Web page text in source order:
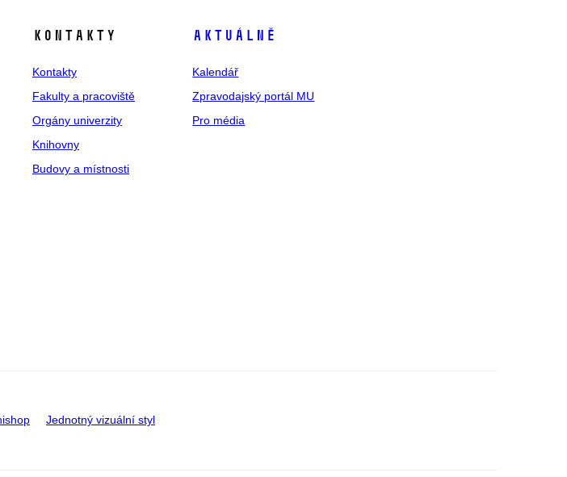
Kontakty
Kontakty
Fakulty a pracoviště
Orgány univerzity
Knihovny
Budovy a místnosti
Aktuálně
Kalendář
Zpravodajský portál MU
Pro média
Jednotný vizuální styl